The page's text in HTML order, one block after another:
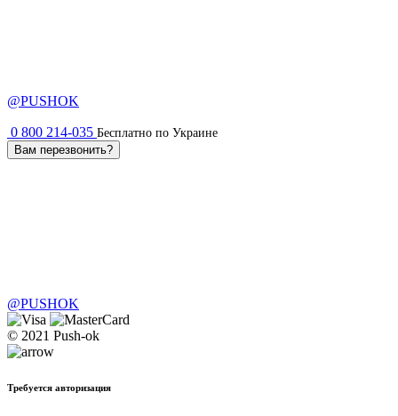
@PUSHOK
0 800 214-035 Бесплатно по Украине
Вам перезвонить?
@PUSHOK
© 2021 Push-ok
Требуется авторизация